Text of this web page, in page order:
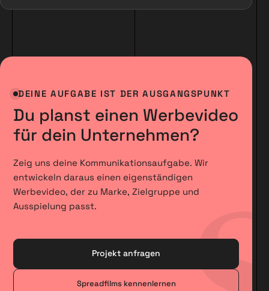
DEINE AUFGABE IST DER AUSGANGSPUNKT
Du planst einen Werbevideo
für dein Unternehmen?
Zeig uns deine Kommunikationsaufgabe. Wir
entwickeln daraus einen eigenständigen
Werbevideo, der zu Marke, Zielgruppe und
Ausspielung passt.
Projekt anfragen
Spreadfilms kennenlernen